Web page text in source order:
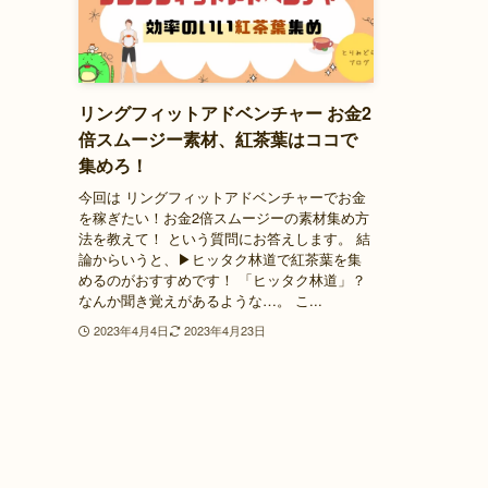
リングフィットアドベンチャー お金2
倍スムージー素材、紅茶葉はココで
集めろ！
今回は リングフィットアドベンチャーでお金
を稼ぎたい！お金2倍スムージーの素材集め方
法を教えて！ という質問にお答えします。 結
論からいうと、▶ヒッタク林道で紅茶葉を集
めるのがおすすめです！ 「ヒッタク林道」？
なんか聞き覚えがあるような…。 こ...
2023年4月4日 2023年4月23日